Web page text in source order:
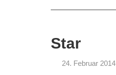
Star
24. Februar 2014